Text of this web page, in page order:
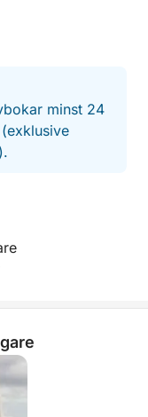
SUP,
aktiviteter
en fantastisk
var när
en
– verkligt
äventyr
minst 24